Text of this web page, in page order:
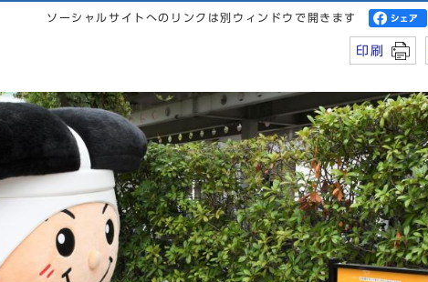
ソーシャルサイトへのリンクは別ウィンドウで開きます
印刷